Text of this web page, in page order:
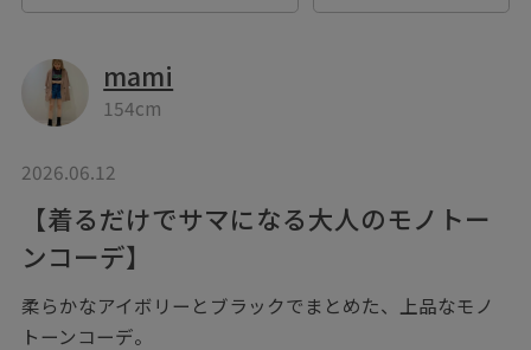
mami
154cm
2026.06.12
【着るだけでサマになる大人のモノトー
ンコーデ】
柔らかなアイボリーとブラックでまとめた、上品なモノ
トーンコーデ。